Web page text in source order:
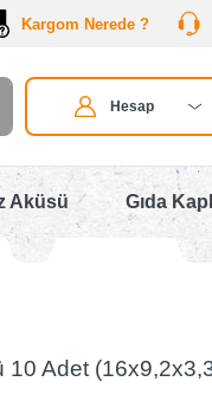
Kargom Nerede ?
Hesap
Aküsü Gıda
10 Adet